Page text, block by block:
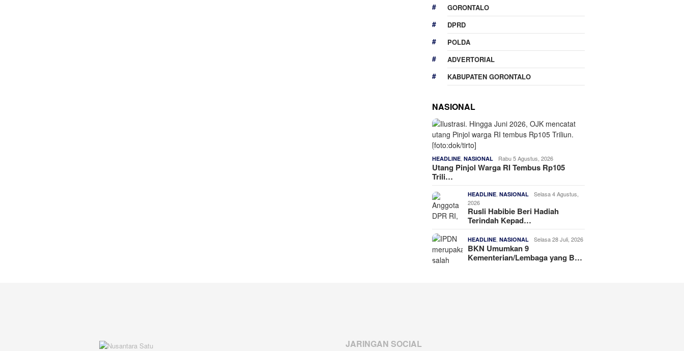
GORONTALO
DPRD
POLDA
ADVERTORIAL
KABUPATEN GORONTALO
NASIONAL
HEADLINE,NASIONAL Rabu 5 Agustus, 2026
Utang Pinjol Warga RI Tembus Rp105
Trili…
HEADLINE,NASIONAL
Selasa 4 Agustus,
2026
Rusli Habibie Beri Hadiah
Terindah Kepad…
HEADLINE,NASIONAL Selasa 28 Juli, 2026
BKN Umumkan 9
Kementerian/Lembaga yang B…
JARINGAN SOCIAL